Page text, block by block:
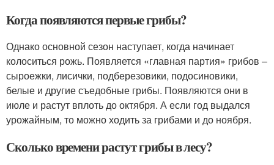
Когда появляются первые грибы?
Однако основной сезон наступает, когда начинает
колоситься рожь. Появляется «главная партия» грибов –
сыроежки, лисички, подберезовики, подосиновики,
белые и другие съедобные грибы. Появляются они в
июле и растут вплоть до октября. А если год выдался
урожайным, то можно ходить за грибами и до ноября.
Сколько времени растут грибы в лесу?